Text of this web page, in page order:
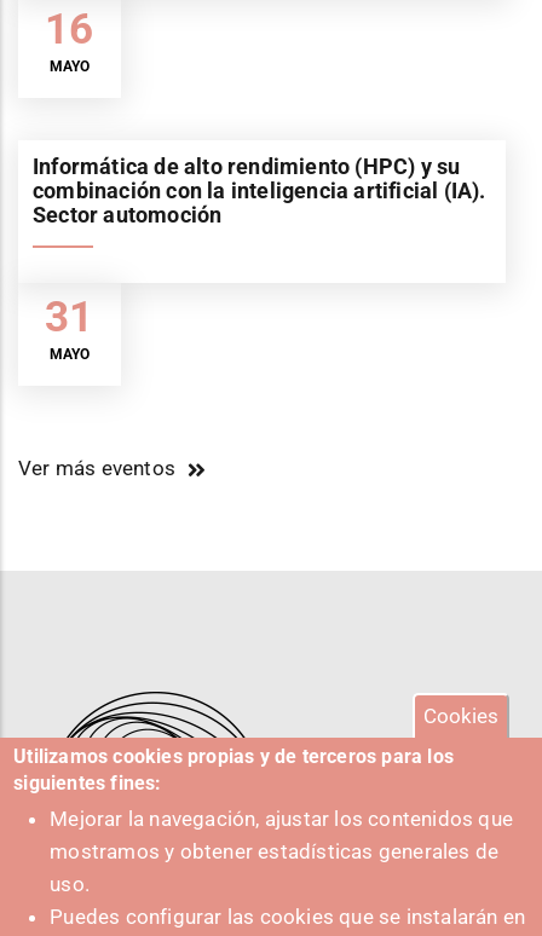
16
MAYO
31
MAYO
Informática de alto rendimiento (HPC) y su
combinación con la inteligencia artificial (IA).
Sector automoción
Ver más eventos
Cookies
Utilizamos cookies propias y de terceros para los
siguientes fines:
Mejorar la navegación, ajustar los contenidos que
mostramos y obtener estadísticas generales de
uso.
Puedes configurar las cookies que se instalarán en